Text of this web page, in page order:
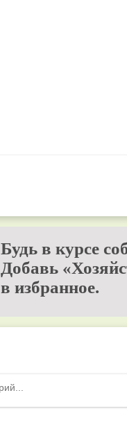
Будь в курсе
Добавь
в избранное.